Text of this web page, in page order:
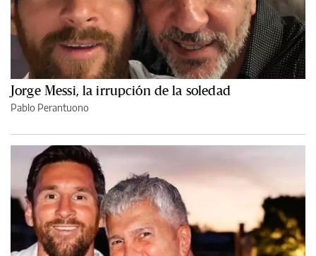
Jorge Messi, la irrupción de la soledad
Pablo Perantuono